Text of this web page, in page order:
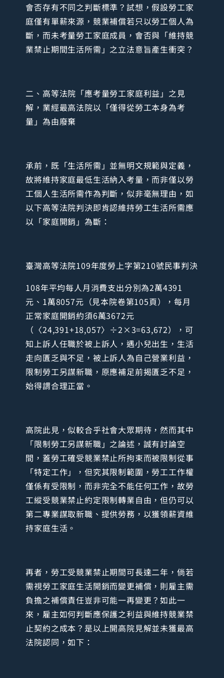
會否存有不同之判斷標準？試想，假設勞工家
庭僅有單薪來源，競業補償若只以勞工個人為
斷，而未考量勞工家庭成員，會否與「維持競
業禁止期間生活所需」之立法意旨產生衝突？
二、高等法院「應考量勞工家庭利益」之見
解，業經最高法院以「僅得從勞工本身為考
量」為由廢棄
承前，既「生活所需」並無明文規範與定義，
故將維持家庭最低生活納入考量，而非僅以勞
工個人生活所需作為判斷，似非毫無理由，如
以下高等法院判決即肯認維持勞工生活所需應
以「家庭開銷」為斷：
臺灣高等法院109年度勞上字第210號民事判決
108年平均每人月消費支出分別為2萬4391
元、1萬8057元（見本院卷第105頁），每月
正常家庭開銷約須6萬3672元
（〈24,391+18,057〉÷2×3=63,672），可
知上訴人任職於被上訴人，遇小兒出生，生活
走向匱乏與不足，被上訴人為自己營業利益，
限制勞工另謀新職，原應補足前揭匱乏不足，
始得謂合理正當。
高院此見，似較合乎社會大眾期待，然而其中
「限制勞工另謀新職」之論述，誠有討論空
間，蓋勞工確受競業禁止所拘束而被限制從事
「特定工作」，但究其限制範圍，勞工工作權
僅係有受限制，而非完全不能任何工作，故勞
工縱受競業禁止約定限制轉業自由，但仍可以
第二專業謀取新職、提供勞務，以獲領薪資維
持家庭生活。
再者，勞工受競業禁止期間可長達二年，倘若
需視勞工家庭生活開銷而變更補償，則雇主需
負擔之補償責任豈非可能一再變更？如此一
來，雇主如何判斷應保護之利益與維持競業禁
止契約之成本？是以上開高院見解並未獲最高
法院認同，如下：